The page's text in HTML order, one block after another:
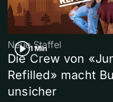
1 Min
Neue Staffel
Die Crew von
Refilled» macht
unsicher